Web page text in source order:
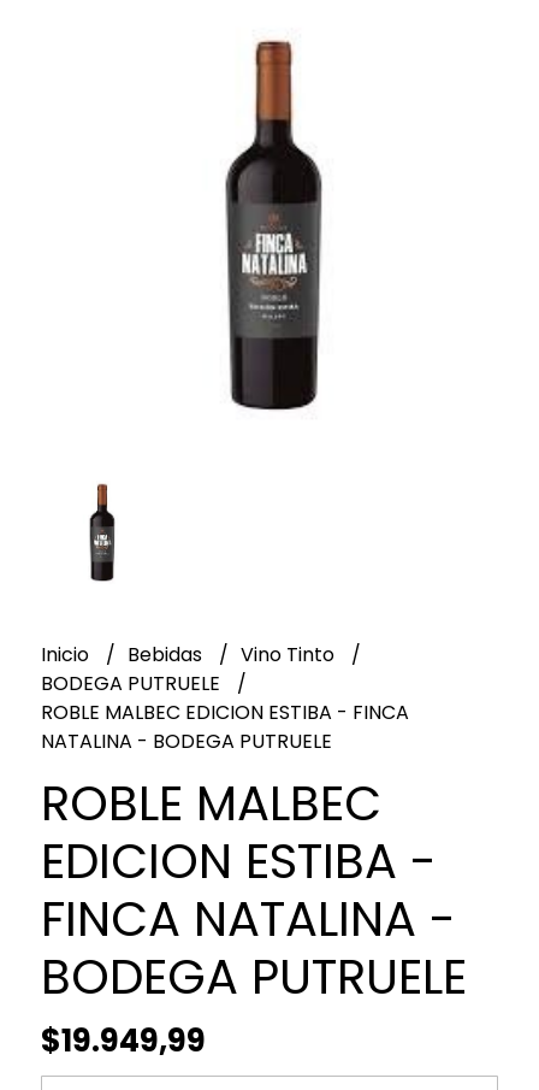
Inicio Bebidas
Vino Tinto
BODEGA PUTRUELE
ROBLE MALBEC EDICION ESTIBA - FINCA
NATALINA - BODEGA PUTRUELE
ROBLE MALBEC
EDICION ESTIBA -
FINCA NATALINA -
BODEGA PUTRUELE
$19.949,99